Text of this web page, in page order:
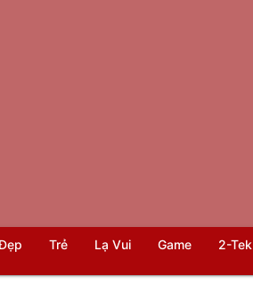
Trẻ Lạ Vui Game 2-Tek